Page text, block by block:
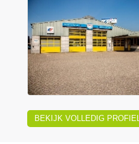
BEKIJK VOLLEDIG PROFIEL